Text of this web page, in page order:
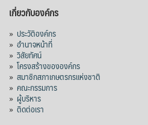
เกี่ยวกับองค์กร
» ประวัติองค์กร
» อำนาจหน้าที่
» วิสัยทัศน์
» โครงสร้างขององค์กร
» สมาชิกสภาเกษตรกรแห่งชาติ
» คณะกรรมการ
» ผู้บริหาร
» ติดต่อเรา